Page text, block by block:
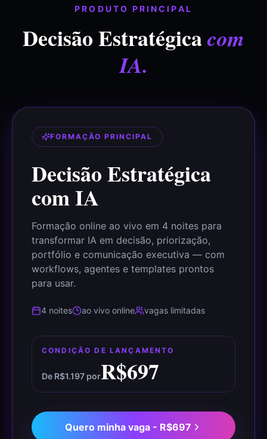
PRODUTO PRINCIPAL
Decisão Estratégicacom
IA.
FORMAÇÃO PRINCIPAL
Decisão Estratégica
com IA
Formação online ao vivo em 4 noites para
transformar IA em decisão, priorização,
portfólio e comunicação executiva — com
workflows, agentes e templates prontos
para usar.
4 noites ao vivo online vagas limitadas
CONDIÇÃO DE LANÇAMENTO
De R$1.197 porR$697
Quero minha vaga - R$697